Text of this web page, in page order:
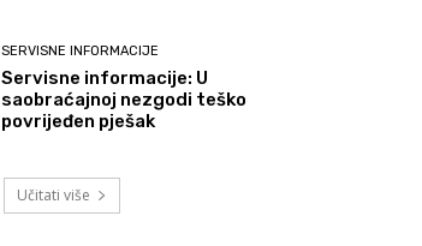
SERVISNE INFORMACIJE
Servisne informacije: U
saobraćajnoj nezgodi teško
povrijeđen pješak
Učitati više